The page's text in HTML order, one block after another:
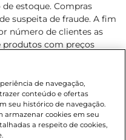
estoque. Compras
suspeita de fraude. A fim
número de clientes as
produtos com preços
são exclusivos para
dia de hoje, podendo
Proibida a venda
de 18 anos, conforme
da Criança e do
exclusivos para o
de navegação,
conteúdo e ofertas
seu histórico de navegação.
armazenar cookies em seu
a respeito de cookies,